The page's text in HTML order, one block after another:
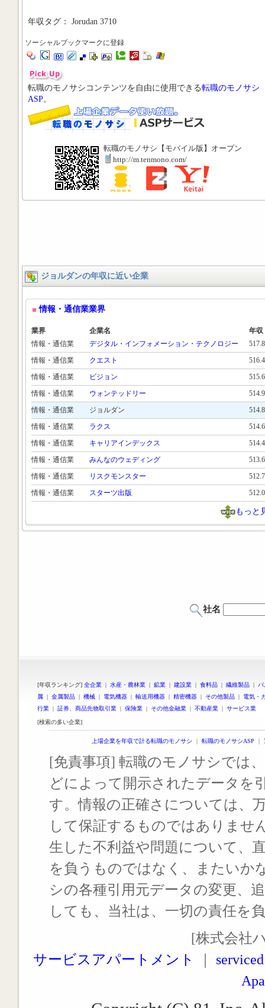
年収タグ： Jorudan 3710
ソーシャルブックマークに登録
転職のモノサシコンテンツを自由に使用できる転職のモノサシ
ASP。
転職のモノサシ【モバイル版】オープン
http://m.tenmono.com/
ジョルダンの年収に近い企業
情報・通信業業界
業界 企業名
年収
情報・通信業
デジタル・インフォメーション・テクノロジー
情報・通信業
クエスト
情報・通信業
ビジョン
情報・通信業
ウォンテッドリー
情報・通信業
ジョルダン
情報・通信業
ラクス
情報・通信業
キャリアインデックス
情報・通信業
みんなのウェディング
情報・通信業
リスクモンスター
情報・通信業
スターツ出版
もっと
社名
[年収ランキング] 全企業 | 水産・農林業 | 鉱業 | 建設業 | 食料品 | 繊維製品 |
属 | 金属製品 | 機械 | 電気機器 | 輸送用機器 | 精密機器 | その他製品 | 電気・
行業 | 証券、商品先物取引業 | 保険業 | その他金融業 | 不動産業 | サービス業
[検索の多い企業]
上場企業を年収で計る転職のモノサシ ｜ 転職のモノサシASP ｜
[免責事項] 転職のモノサシでは
どによって開示されたデータを
す。情報の正確さについては、
して保証するものではありませ
生した不利益や問題について、
を負うものではなく、またいか
シの各種引用元データの変更、
しても、当社は、一切の責任を
[株式会社
サービスアパートメント